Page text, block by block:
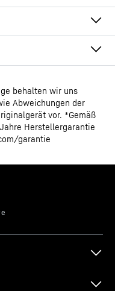
Gefriertruhe
behalten wir uns
Abweichungen der
vor. *Gemäß
Herstellergarantie
garantie